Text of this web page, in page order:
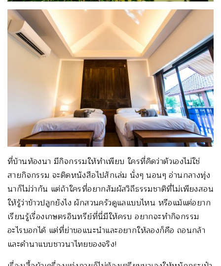
ที่บ้านท้องนา มีกิจกรรมให้ทำเพียบ ใครที่คิดว่าตัวเองไม่ใช่
สายกิจกรรม จะติดหนังสือไปสักเล่ม นั่งๆ นอนๆ อ่านกลางทุ่ง
นาก็ไม่ว่ากัน แต่ถ้าใครที่อยากสัมผัสวิถีธรรมชาติที่ไม่เพียงสอน
ให้รู้ว่าข้าวปลูกยังไง ผักสวนครัวดูแลแบบไหน หรือแม้แต่อยาก
เรียนรู้เรื่องเกษตรอินทรีย์ที่นี่มีให้ครบ อยากจะทำกิจกรรม
อะไรบอกได้ แต่ที่ย่าขอแนะนำและอยากให้ลองก็คือ ถอนกล้า
และดำนาแบบชาวนาไทยของจริง!